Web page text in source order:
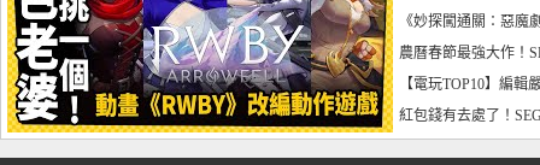
懼體驗-電玩宅速配
《妙探闖通關：惡
到!!-電玩宅速配
農曆春節最強大作！
電玩宅速配20230123
【電玩TOP10】編
了，封面圖直接雷你
紅包錢有去處了！
宅速配20230119